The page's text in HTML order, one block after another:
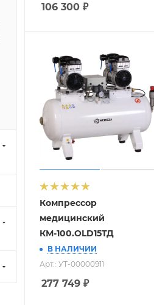
106 300 ₽
Компрессор
медицинский
КМ-100.OLD15ТД
В НАЛИЧИИ
Арт.: УТ-00000911
277 749 ₽